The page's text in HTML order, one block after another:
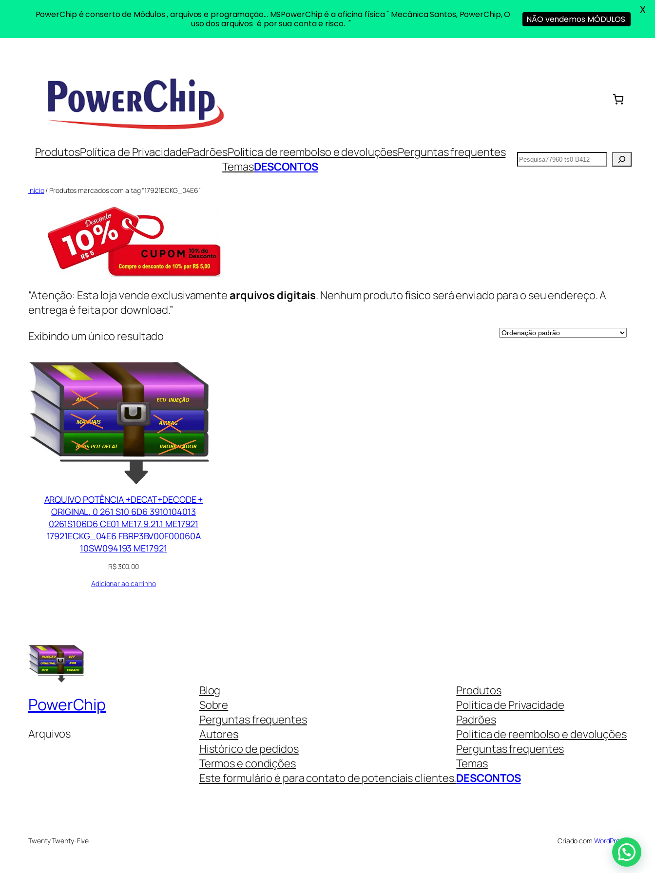
ProdutosPolítica de PrivacidadePadrõesPolítica de reembolso e devoluçõesPerguntas frequentes
TemasDESCONTOS
Pesquisar
Início/ Produtos marcados com a tag “17921ECKG_04E6”
“Atenção: Esta loja vende exclusivamentearquivos digitais. Nenhum produto físico será enviado para o seu endereço. A
entrega é feita por download.”
Exibindo um único resultado
ARQUIVO POTÊNCIA +DECAT+DECODE +
ORIGINAL. 0 261 S10 6D6 3910104013
0261S106D6 CE01 ME17.9.21.1 ME17921
17921ECKG_04E6 FBRP3BV00F00060A
10SW094193 ME17921
R$300,00
Adicionar ao carrinho
PowerChip
Arquivos
Blog
Sobre
Perguntas frequentes
Autores
Histórico de pedidos
Termos e condições
Este formulário é para contato de potenciais clientes.
Produtos
Política de Privacidade
Padrões
Política de reembolso e devoluções
Perguntas frequentes
Temas
DESCONTOS
Twenty Twenty-Five Criado com WordPress
PowerChip é conserto de Módulos , arquivos e programação... MSPowerChip é a oficina física " Mecânica Santos, PowerChip, O
uso dos arquivos é por sua conta e risco. "
NÃO vendemos MÓDULOS.
X